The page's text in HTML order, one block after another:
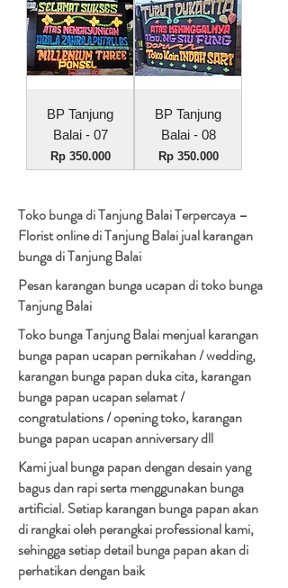
BP Tanjung
Balai - 07
Harga
Rp 350.000
BP Tanjung
Balai - 08
Harga
Rp 350.000
Toko bunga di Tanjung Balai Terpercaya –
Florist online di Tanjung Balai jual karangan
bunga di Tanjung Balai
Pesan karangan bunga ucapan di toko bunga
Tanjung Balai
Toko bunga Tanjung Balai menjual karangan
bunga papan ucapan pernikahan / wedding,
karangan bunga papan duka cita, karangan
bunga papan ucapan selamat /
congratulations / opening toko, karangan
bunga papan ucapan anniversary dll
Kami jual bunga papan dengan desain yang
bagus dan rapi serta menggunakan bunga
artificial. Setiap karangan bunga papan akan
di rangkai oleh perangkai professional kami,
sehingga setiap detail bunga papan akan di
perhatikan dengan baik